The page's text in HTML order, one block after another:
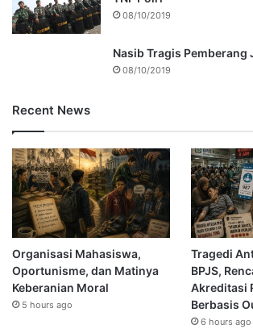
08/10/2019
Nasib Tragis Pemberang
08/10/2019
Recent News
Organisasi Mahasiswa,
Oportunisme, dan Matinya
Keberanian Moral
5 hours ago
Tragedi
BPJS,
Akreditasi
Berbasis
6 hours ago